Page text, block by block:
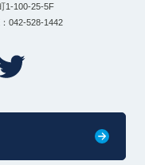
1-100-25-5F
042-528-1442